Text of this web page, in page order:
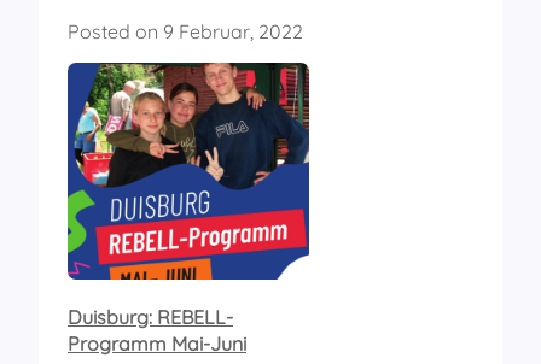
Posted on 9 Februar, 2022
Duisburg: REBELL-
Programm Mai-Juni